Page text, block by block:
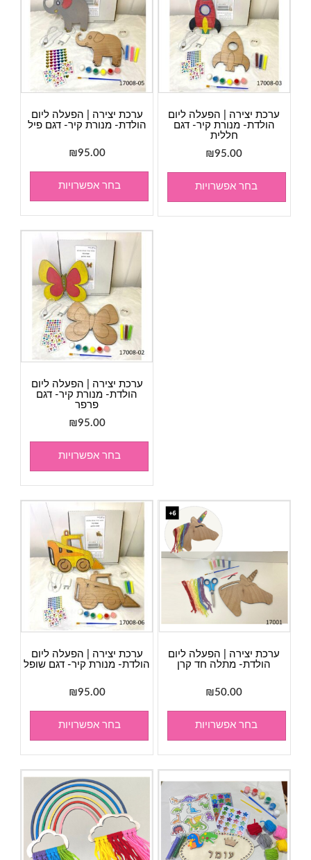
ערכת יצירה | הפעלה ליום
הולדת- מנורת קיר- דגם
חללית
₪95.00
בחר אפשרויות
ערכת יצירה | הפעלה ליום
הולדת- מנורת קיר- דגם פיל
₪95.00
בחר אפשרויות
ערכת יצירה | הפעלה ליום
הולדת- מנורת קיר- דגם
פרפר
₪95.00
בחר אפשרויות
ערכת יצירה | הפעלה ליום
הולדת- מנורת קיר- דגם שופל
₪95.00
בחר אפשרויות
ערכת יצירה | הפעלה ליום
הולדת- מתלה חד קרן
₪50.00
בחר אפשרויות